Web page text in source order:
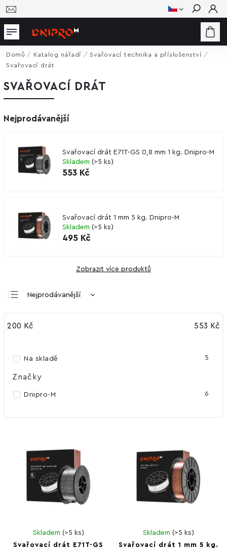
Hledat
Domů / Katalog nářadí / Svařovací technika a příslušenství /
Svařovací drát
SVAŘOVACÍ DRÁT
Nejprodávanější
Svařovací drát E71T-GS 0,8 mm 1 kg. Dnipro-M
Skladem (>5 ks)
553 Kč
Svařovací drát 1 mm 5 kg. Dnipro-M
Skladem (>5 ks)
495 Kč
Zobrazit více produktů
Nejprodávanější
Nejdražší
200 Kč 553 Kč
Na skladě 5
Značky
Dnipro-M 6
Svařovací drát E71T-GS
Skladem (>5 ks)
Svařovací drát 1 mm 5 kg.
Skladem (>5 ks)